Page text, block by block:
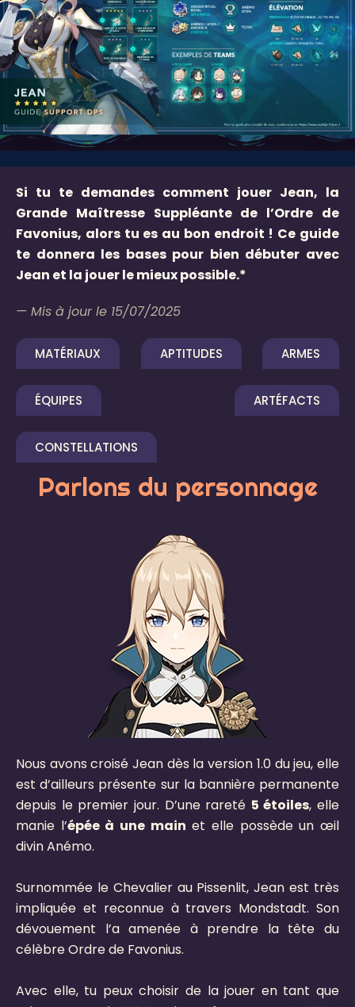
Si tu te demandes comment jouer Jean, la
Grande Maîtresse Suppléante de l’Ordre de
Favonius, alors tu es au bon endroit ! Ce guide
te donnera les bases pour bien débuter avec
Jean et la jouer le mieux possible.*
— Mis à jour le 15/07/2025
MATÉRIAUX APTITUDES ARMES
ÉQUIPES ARTÉFACTS
CONSTELLATIONS
Parlons du personnage
Nous avons croisé Jean dès la version 1.0 du jeu, elle
est d’ailleurs présente sur la bannière permanente
depuis le premier jour. D’une rareté 5 étoiles, elle
manie l’épée à une main et elle possède un œil
divin Anémo.
Surnommée le Chevalier au Pissenlit, Jean est très
impliquée et reconnue à travers Mondstadt. Son
dévouement l’a amenée à prendre la tête du
célèbre Ordre de Favonius.
Avec elle, tu peux choisir de la jouer en tant que